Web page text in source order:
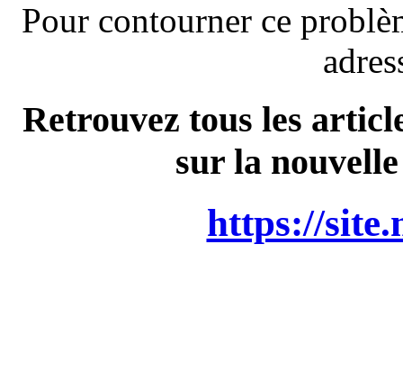
Pour contourner ce
Retrouvez tous les
sur la
https://